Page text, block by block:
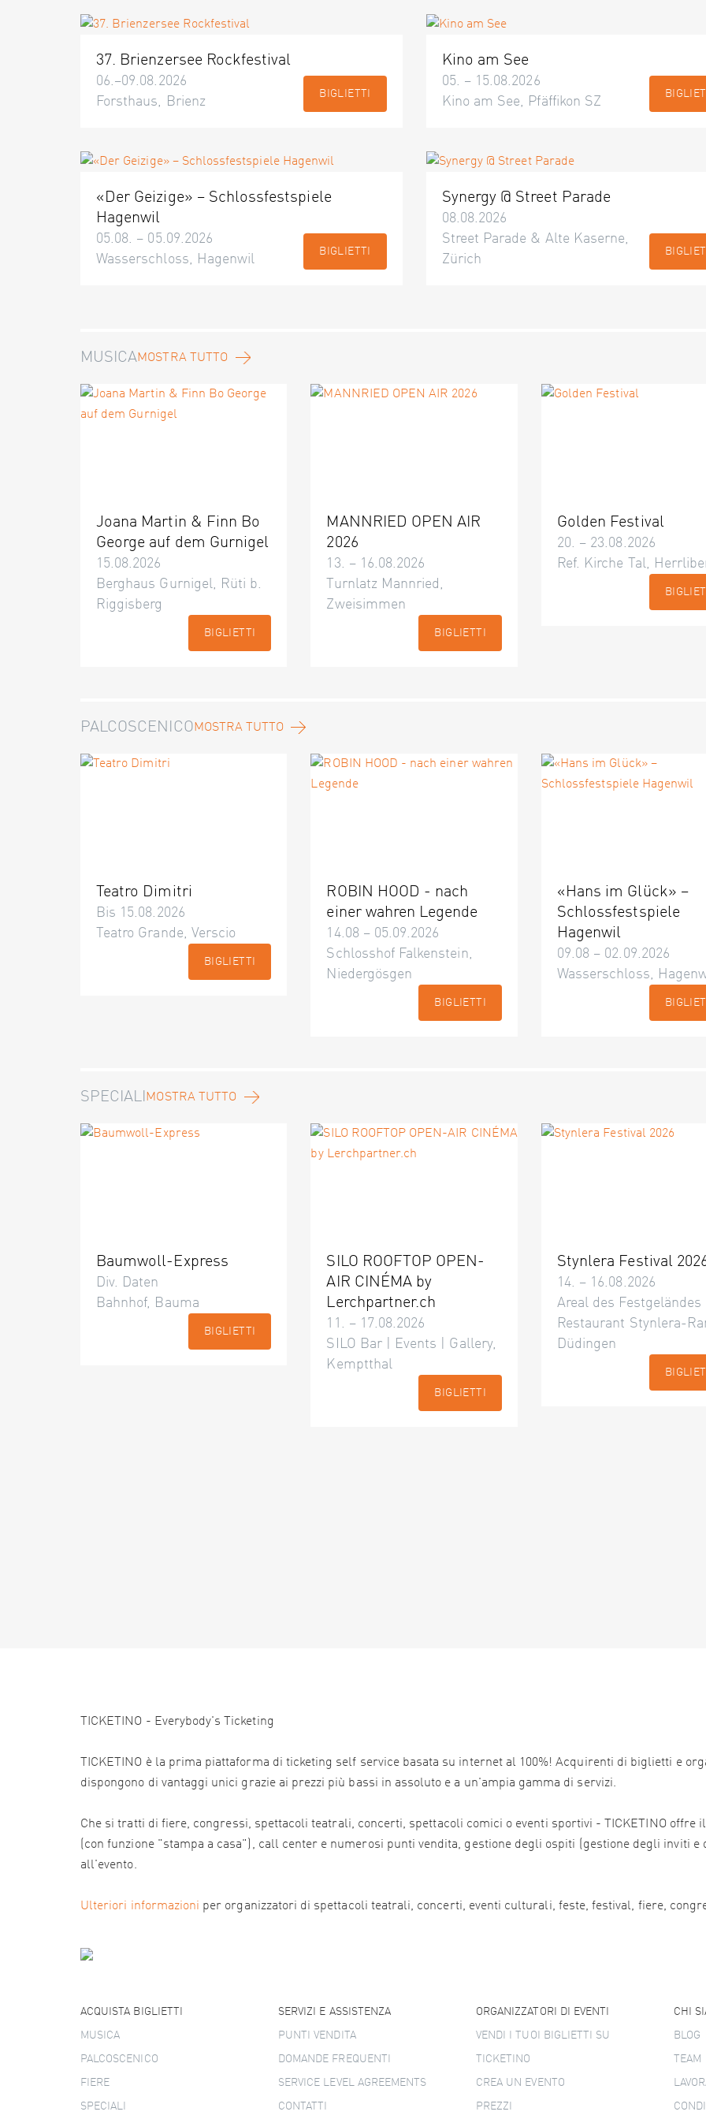
37. Brienzersee Rockfestival
06.–09.08.2026
Forsthaus, Brienz
BIGLIETTI
Kino am See
05. – 15.08.2026
Kino am See, Pfäffikon SZ
«Der Geizige» – Schlossfestspiele
Hagenwil
05.08. – 05.09.2026
Wasserschloss, Hagenwil
BIGLIETTI
Synergy @ Street Parade
08.08.2026
Street Parade & Alte Kaserne,
Zürich
MUSICAMOSTRA TUTTO
Joana Martin & Finn Bo
George auf dem Gurnigel
15.08.2026
Berghaus Gurnigel, Rüti b.
Riggisberg
BIGLIETTI
MANNRIED OPEN AIR
2026
13. – 16.08.2026
Turnlatz Mannried,
Zweisimmen
BIGLIETTI
Golden Festival
20. – 23.08.2026
Ref. Kirche Tal,
PALCOSCENICOMOSTRA TUTTO
Teatro Dimitri
Bis 15.08.2026
Teatro Grande, Verscio
BIGLIETTI
ROBIN HOOD - nach
einer wahren Legende
14.08 – 05.09.2026
Schlosshof Falkenstein,
Niedergösgen
BIGLIETTI
«Hans im Glück» –
Schlossfestspiele
Hagenwil
09.08 – 02.09.2026
Wasserschloss,
SPECIALIMOSTRA TUTTO
Baumwoll-Express
Div. Daten
Bahnhof, Bauma
BIGLIETTI
SILO ROOFTOP OPEN-
AIR CINÉMA by
Lerchpartner.ch
11. – 17.08.2026
SILO Bar | Events | Gallery,
Kemptthal
BIGLIETTI
Stynlera Festival
14. – 16.08.2026
Areal des Festgeländes
Restaurant Stynlera-
Düdingen
TICKETINO - Everybody's Ticketing
TICKETINO è la prima piattaforma di ticketing self service basata su internet al 100%! Acquirenti di biglietti e
dispongono di vantaggi unici grazie ai prezzi più bassi in assoluto e a un'ampia gamma di servizi.
Che si tratti di fiere, congressi, spettacoli teatrali, concerti, spettacoli comici o eventi sportivi - TICKETINO
(con funzione "stampa a casa"), call center e numerosi punti vendita, gestione degli ospiti (gestione degli inviti
all'evento.
Ulteriori informazioni per organizzatori di spettacoli teatrali, concerti, eventi culturali, feste, festival, fiere,
ACQUISTA BIGLIETTI
MUSICA
PALCOSCENICO
FIERE
SPECIALI
SERVIZI E ASSISTENZA
PUNTI VENDITA
DOMANDE FREQUENTI
SERVICE LEVEL AGREEMENTS
CONTATTI
ORGANIZZATORI DI EVENTI
VENDI I TUOI BIGLIETTI SU
TICKETINO
CREA UN EVENTO
PREZZI
CHI
BLOG
TEAM